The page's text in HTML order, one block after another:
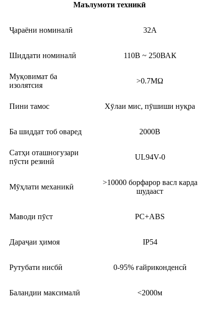
Маълумоти техникӣ
Ҷараёни номиналӣ 32A
Шиддати номиналӣ 110В ~ 250ВАК
Муқовимат ба
изолятсия
>0.7MΩ
Пини тамос Хӯлаи мис, пӯшиши нуқра
Ба шиддат тоб оваред 2000В
Сатҳи оташногузари
пӯсти резинӣ
UL94V-0
Мӯҳлати механикӣ
>10000 борфарор васл карда
шудааст
Маводи пӯст PC+ABS
Дараҷаи ҳимоя IP54
Рутубати нисбӣ 0-95% ғайриконденсӣ
Баландии максималӣ <2000м